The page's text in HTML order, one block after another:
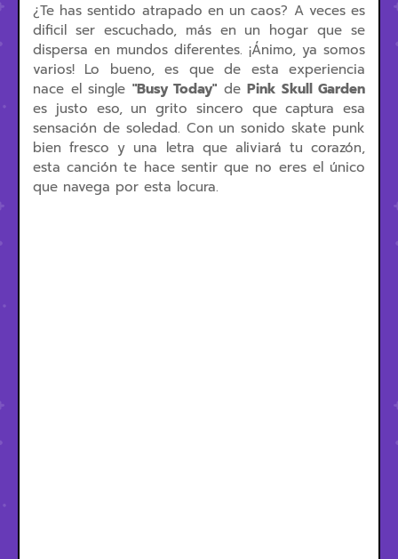
¿Te has sentido atrapado en un caos? A veces es
dificil ser escuchado, más en un hogar que se
dispersa en mundos diferentes. ¡Ánimo, ya somos
varios! Lo bueno, es que de esta experiencia
nace el single "Busy Today" de Pink Skull Garden
es justo eso, un grito sincero que captura esa
sensación de soledad. Con un sonido skate punk
bien fresco y una letra que aliviará tu corazón,
esta canción te hace sentir que no eres el único
que navega por esta locura.